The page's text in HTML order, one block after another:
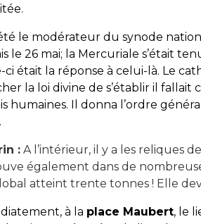
le modérateur du synode
le 26 mai; la Mercuriale s’était
ci était la réponse à celui-là. Le
la loi divine de s’établir il fallait
humaines. Il donna l’ordre
:A l’intérieur, il y a les reliques
également dans de
atteint trente tonnes ! Elle
à la place Maubert, le